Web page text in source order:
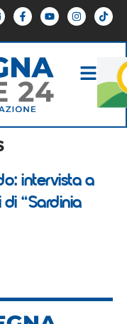
intervista a
“Sardinia